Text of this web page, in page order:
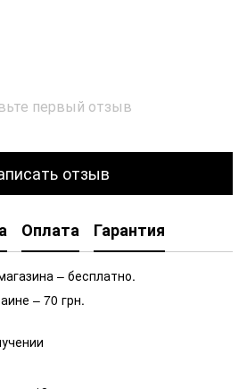
первый отзыв
отзыв
Оплата Гарантия
– бесплатно.
– 70 грн.